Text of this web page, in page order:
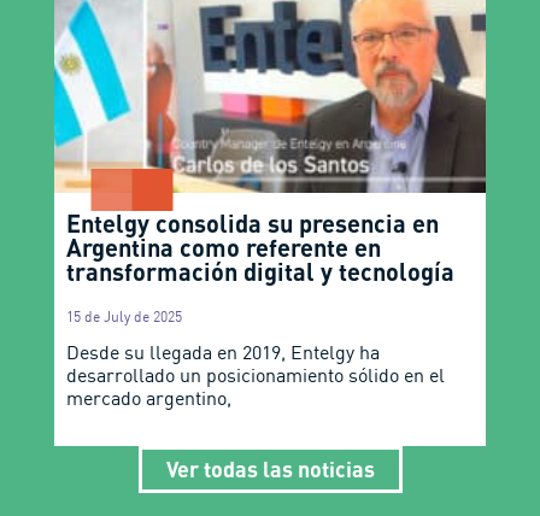
Entelgy consolida su presencia en
Argentina como referente en
transformación digital y tecnología
15 de July de 2025
Desde su llegada en 2019, Entelgy ha
desarrollado un posicionamiento sólido en el
mercado argentino,
Ver todas las noticias